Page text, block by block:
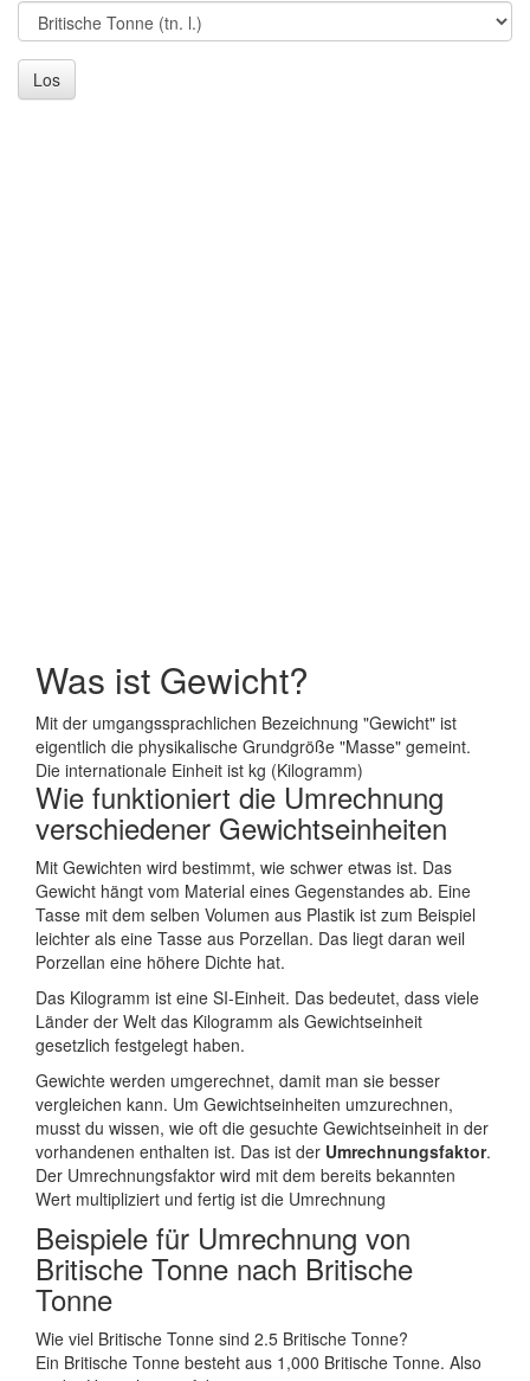
Los
Was ist Gewicht?
Mit der umgangssprachlichen Bezeichnung "Gewicht" ist
eigentlich die physikalische Grundgröße "Masse" gemeint.
Die internationale Einheit ist kg (Kilogramm)
Wie funktioniert die Umrechnung
verschiedener Gewichtseinheiten
Mit Gewichten wird bestimmt, wie schwer etwas ist. Das
Gewicht hängt vom Material eines Gegenstandes ab. Eine
Tasse mit dem selben Volumen aus Plastik ist zum Beispiel
leichter als eine Tasse aus Porzellan. Das liegt daran weil
Porzellan eine höhere Dichte hat.
Das Kilogramm ist eine SI-Einheit. Das bedeutet, dass viele
Länder der Welt das Kilogramm als Gewichtseinheit
gesetzlich festgelegt haben.
Gewichte werden umgerechnet, damit man sie besser
vergleichen kann. Um Gewichtseinheiten umzurechnen,
musst du wissen, wie oft die gesuchte Gewichtseinheit in der
vorhandenen enthalten ist. Das ist der Umrechnungsfaktor.
Der Umrechnungsfaktor wird mit dem bereits bekannten
Wert multipliziert und fertig ist die Umrechnung
Beispiele für Umrechnung von
Britische Tonne nach Britische
Tonne
Wie viel Britische Tonne sind 2.5 Britische Tonne?
Ein Britische Tonne besteht aus 1,000 Britische Tonne. Also